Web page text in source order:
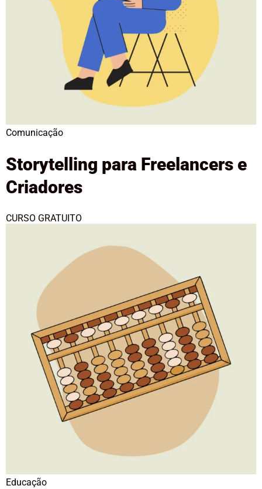
Comunicação
Storytelling para Freelancers e
Criadores
CURSO GRATUITO
Educação